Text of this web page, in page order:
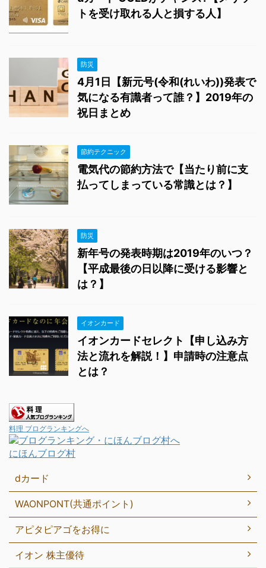
トを受け取れる人と損する人】
防災
4月1日【新元号(令和(れいわ))発表で
気になる有識者って誰？】2019年の
祝日まとめ
節約テクニック
電気代の節約方法で【当たり前に支
払ってしまっている常識とは？】
防災
新年号の発表時期は2019年のいつ？
【平成最後の日以降に受ける影響と
は？】
イオンカード
イオンカードセレクト【申し込み方
法と流れを解説！】申請時の注意点
とは？
料理 ブログランキングへ
にほんブログ村
dカード
WAONPONT(共通ポイント)
アピタピアゴをお得に
イオン 株主優待